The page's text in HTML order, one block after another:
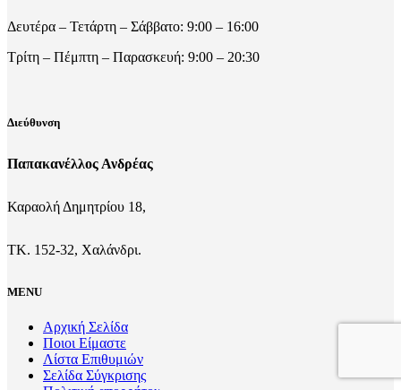
Δευτέρα – Τετάρτη – Σάββατο: 9:00 – 16:00
Τρίτη – Πέμπτη – Παρασκευή: 9:00 – 20:30
Διεύθυνση
Παπακανέλλος Ανδρέας
Καραολή Δημητρίου 18,
ΤΚ. 152-32, Χαλάνδρι.
MENU
Αρχική Σελίδα
Ποιοι Είμαστε
Λίστα Επιθυμιών
Σελίδα Σύγκρισης